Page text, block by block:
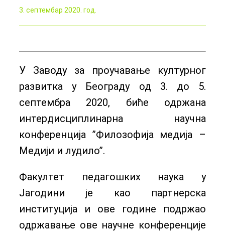
3. септембар 2020. год.
У Заводу за проучавање културног
развитка у Београду од 3. до 5.
септембра 2020, биће одржана
интердисциплинарна научна
конференција ’’Филозофија медија –
Медији и лудило’’.
Факултет педагошких наука у
Јагодини је као партнерска
институција и ове године подржао
одржавање ове научне конференције